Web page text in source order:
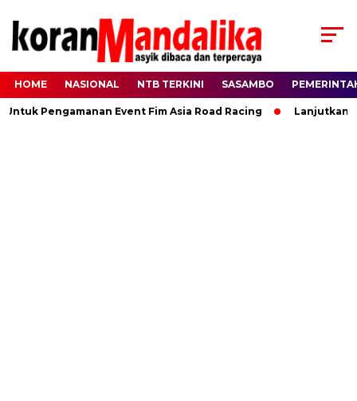
HOME NASIONAL NTB TERKINI SASAMBO
Pengamanan Event Fim Asia Road Racing Lanjutkan